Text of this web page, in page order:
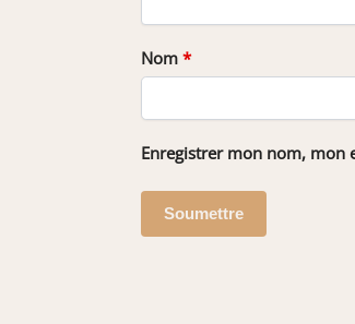
Nom *
Enregistrer mon nom, mon